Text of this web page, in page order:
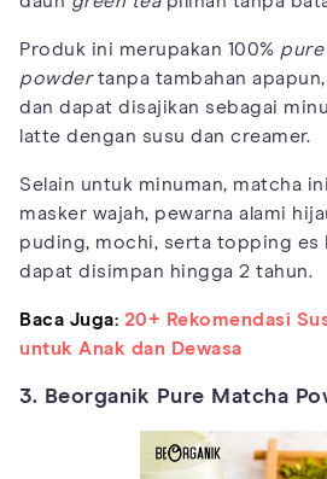
Produk ini merupakan 100% pure
powdertanpa tambahan
dan dapat disajikan sebagai
latte dengan susu dan creamer.
Selain untuk minuman, matcha
masker wajah, pewarna alami
puding, mochi, serta topping es
dapat disimpan hingga 2 tahun.
Baca Juga: 20+ Rekomendasi
untuk Anak dan Dewasa
3. Beorganik Pure Matcha